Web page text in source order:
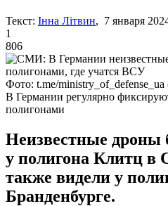
Текст: Інна Літвин, 7 января
1
806
Фото: t.me/ministry_of_defense_ua
В Германии регулярно
полигонами
Неизвестные
у полигона Клитц
также видели у
Бранденбурге.